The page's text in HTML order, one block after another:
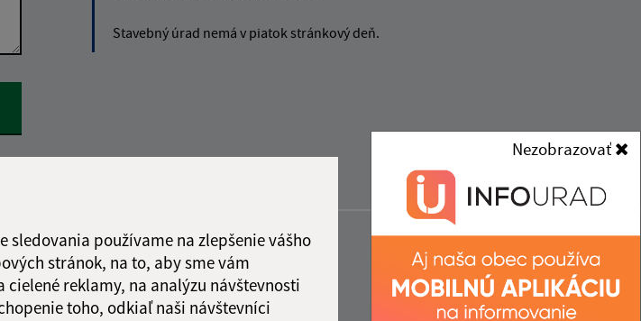
sledovania používame na zlepšenie vášho
stránok, na to, aby sme vám
reklamy, na analýzu návštevnosti
toho, odkiaľ naši návštevníci
Nezobrazovať
Stavebný úrad nemá v piatok stránkový deň.